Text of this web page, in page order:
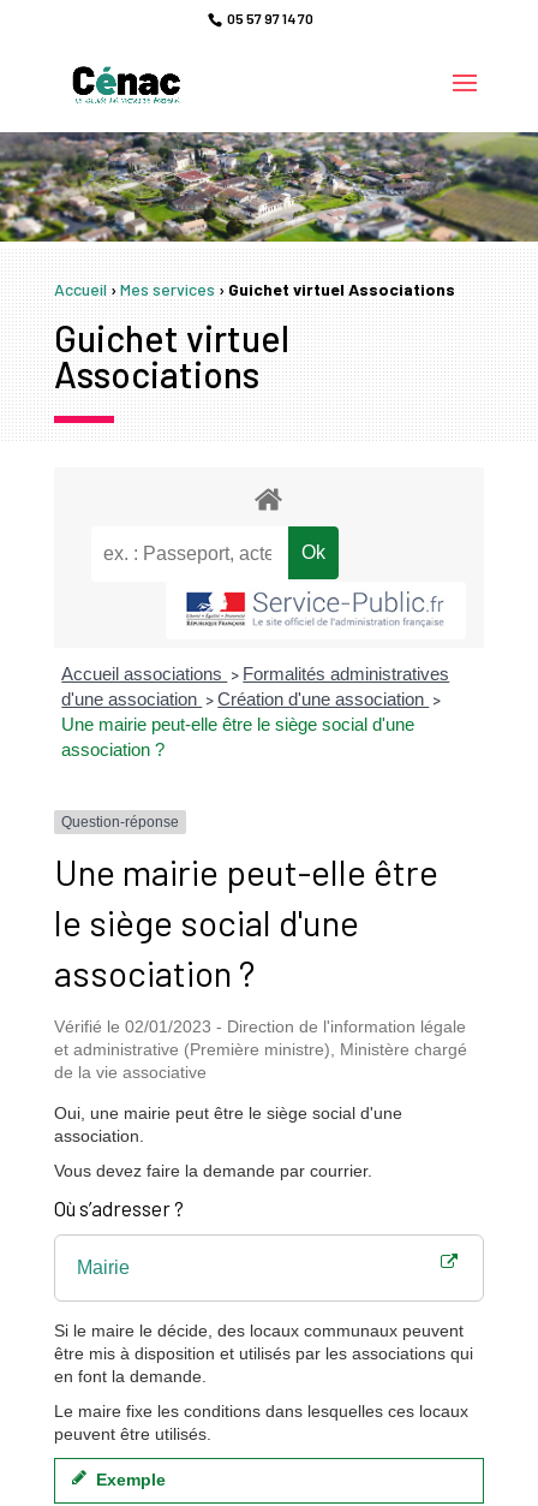
05 57 97 14 70
Accueil›Mes services›Guichet virtuel Associations
Guichet virtuel
Associations
Accueil associations > Formalités administratives
d'une association > Création d'une association >
Une mairie peut-elle être le siège social d'une
association ?
Question-réponse
Une mairie peut-elle être
le siège social d'une
association ?
Vérifié le 02/01/2023 - Direction de l'information légale
et administrative (Première ministre), Ministère chargé
de la vie associative
Oui, une mairie peut être le siège social d'une
association.
Vous devez faire la demande par courrier.
Où s’adresser ?
Mairie
Si le maire le décide, des locaux communaux peuvent
être mis à disposition et utilisés par les associations qui
en font la demande.
Le maire fixe les conditions dans lesquelles ces locaux
peuvent être utilisés.
Exemple